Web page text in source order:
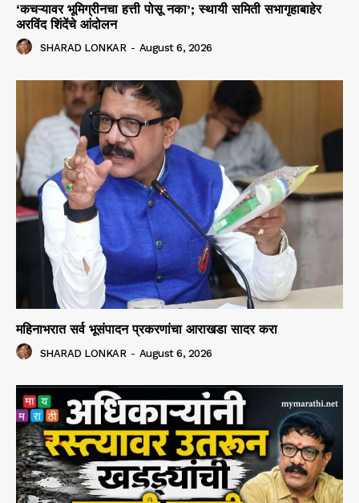
‘कचऱ्यावर भूमिग्रीनचा हत्ती पोसू नका’; स्थायी समिती सभागृहाबाहेर
अरविंद शिंदेंचे आंदोलन
SHARAD LONKAR - August 6, 2026
महिनाभरात सर्व भूसंपादन प्रकरणांचा आराखडा सादर करा
SHARAD LONKAR - August 6, 2026